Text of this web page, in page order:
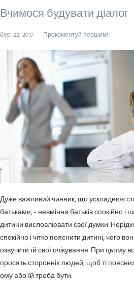
Вчимося будувати діалог
бер. 22, 2017 Прокоментуй першим!
Дуже важливий чинник, що ускладнює
батьками, - невміння батьків спокійно
дитини висловлювати свої думки.
спокійно і чітко пояснити дитині, чого
озвучити їй свої очікування. При цьому
просять сторонніх людей, щоб ті
ому або їй треба бути.